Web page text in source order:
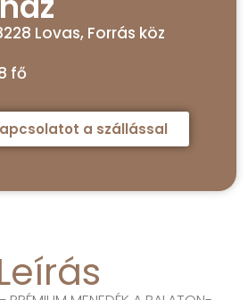
Lovas, Forrás köz
fő
a szállással